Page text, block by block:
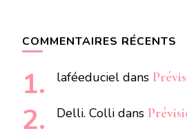
COMMENTAIRES RÉCENTS
laféeduciel dans
Delli. Colli dans